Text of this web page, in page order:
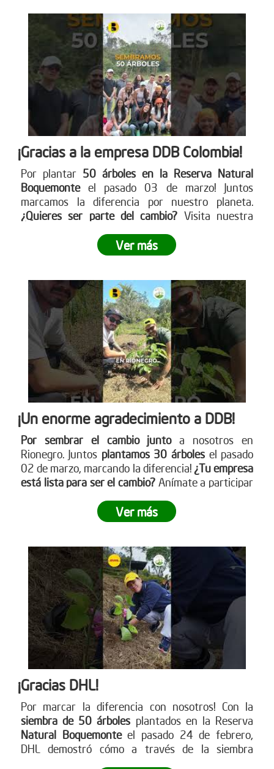
¡Gracias a la empresa DDB Colombia!
Por plantar50 árboles en la Reserva Natural
Boquemonteel pasado 03 de marzo! Juntos
marcamos la diferencia por nuestro planeta.
¿Quieres ser parte del cambio? Visita nuestra
www.reddearboles.orgVer más
¡Un enorme agradecimiento a DDB!
Por sembrar el cambio juntoa nosotros en
Rionegro. Juntos plantamos 30 árboles el pasado
02 de marzo, marcando la diferencia!¿Tu empresa
está lista para ser el cambio? Anímate a participar
información sobre cómo puedes unirte, visita
nuestro sitio web www.reddearboles.org
Ver más
¡Gracias DHL!
Por marcar la diferencia con nosotros! Con la
siembra de 50 árboles plantados en la Reserva
Natural Boquemonteel pasado 24 de febrero,
DHL demostró cómo a través de la siembra